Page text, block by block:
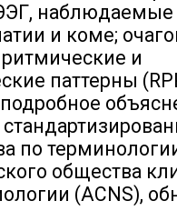
наблюдаемые
и коме;
и
паттерны
по
общества
(ACNS),